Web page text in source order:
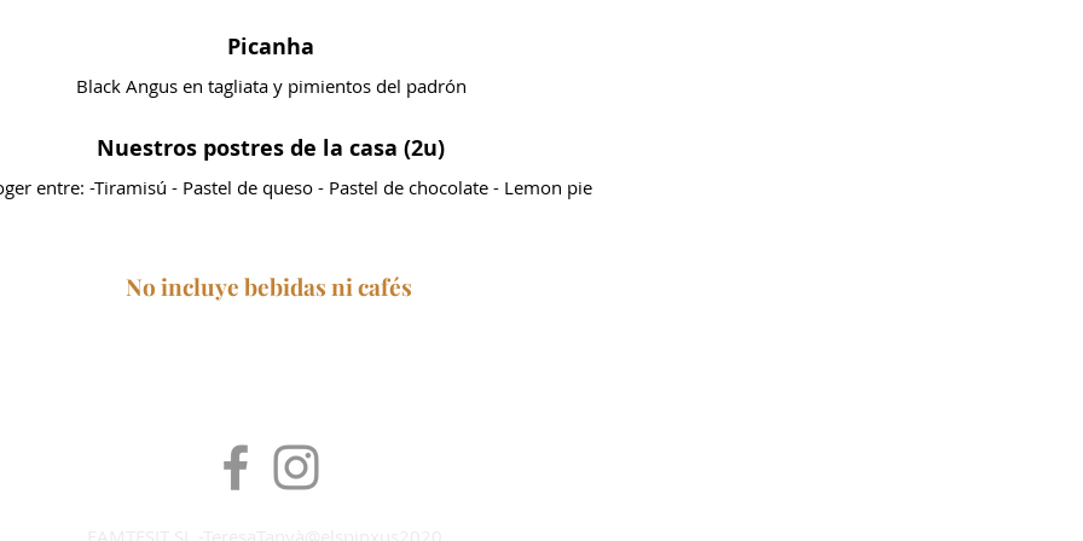
Picanha
Black Angus en tagliata y pimientos del padrón
Nuestros postres de la casa (2u)
entre: -Tiramisú - Pastel de queso - Pastel de chocolate - Lemon pie
No incluye bebidas ni cafés